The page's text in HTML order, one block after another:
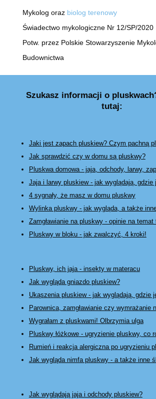
Mykolog oraz biolog terenowy
Świadectwo mykologiczne Nr 12/SP/2020
Potw. przez Polskie Stowarzyszenie
Budownictwa
Szukasz informacji o
tutaj:
Jaki jest zapach pluskiew? Czym pachną
Jak sprawdzić czy w domu są pluskwy?
Pluskwa domowa - jaja, odchody, larwy,
Jaja i larwy pluskiew - jak wyglądają, gdzie
4 sygnały, że masz w domu pluskwy
Wylinka pluskwy - jak wygląda, a także
Zamgławianie na pluskwy- opinie na temat
Pluskwy w bloku - jak zwalczyć, 4 kroki!
Pluskwy, ich jaja - insekty w materacu
Jak wygląda gniazdo pluskiew?
Ukąszenia pluskiew - jak wyglądają, gdzie
Parownica, zamgławianie czy wymrażanie
Wygrałam z pluskwami! Olbrzymia ulga
Pluskwy łóżkowe- ugryzienie pluskwy, co
Rumień i reakcja alergiczna po ugryzieniu
Jak wygląda nimfa pluskwy - a także inne
Jak wyglądają jaja i odchody pluskiew?